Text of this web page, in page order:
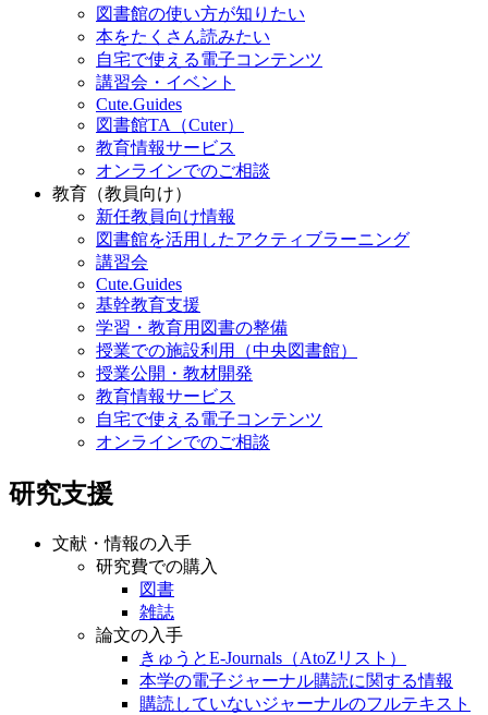
図書館の使い方が知りたい
本をたくさん読みたい
自宅で使える電子コンテンツ
講習会・イベント
Cute.Guides
図書館TA（Cuter）
教育情報サービス
オンラインでのご相談
教育（教員向け）
新任教員向け情報
図書館を活用したアクティブラーニング
講習会
Cute.Guides
基幹教育支援
学習・教育用図書の整備
授業での施設利用（中央図書館）
授業公開・教材開発
教育情報サービス
自宅で使える電子コンテンツ
オンラインでのご相談
研究支援
文献・情報の入手
研究費での購入
図書
雑誌
論文の入手
きゅうとE-Journals（AtoZリスト）
本学の電子ジャーナル購読に関する情報
購読していないジャーナルのフルテキスト